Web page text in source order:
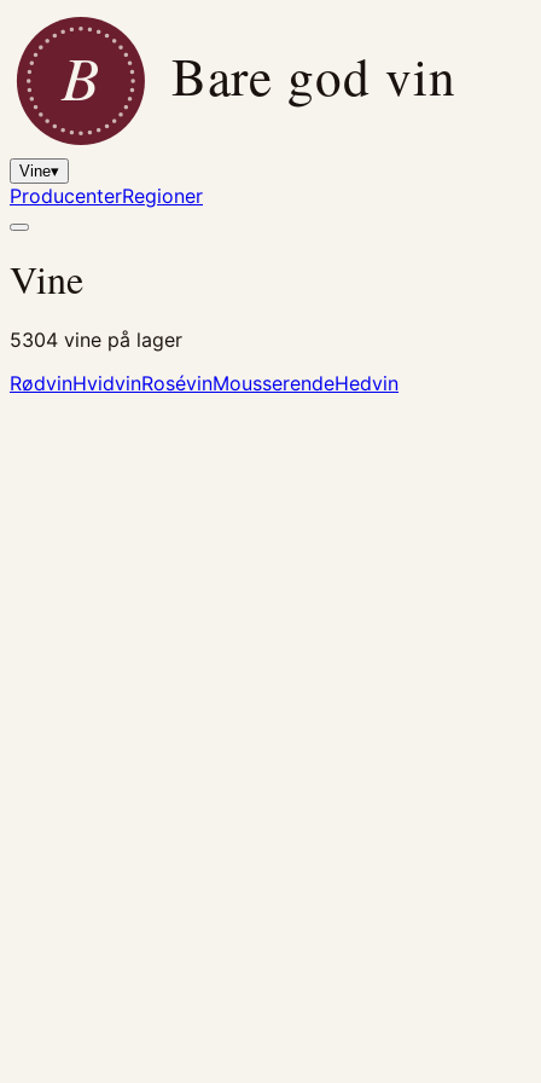
B Bare god vin
Vine▾
ProducenterRegioner
Vine
5304 vine på lager
RødvinHvidvinRosévinMousserendeHedvin